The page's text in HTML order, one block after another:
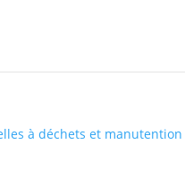
à déchets et manutention